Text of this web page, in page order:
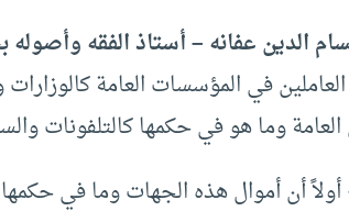
الدين عفانه – أستاذ الفقه
في المؤسسات العامة
وما هو في حكمها كالتلفونات
أن أموال هذه الجهات وما في